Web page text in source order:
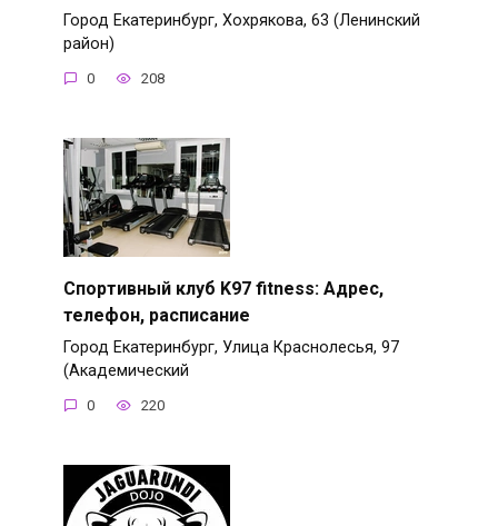
Город Екатеринбург, Хохрякова, 63 (Ленинский
район)
0 208
Спортивный клуб K97 fitness: Адрес,
телефон, расписание
Город Екатеринбург, Улица Краснолесья, 97
(Академический
0 220